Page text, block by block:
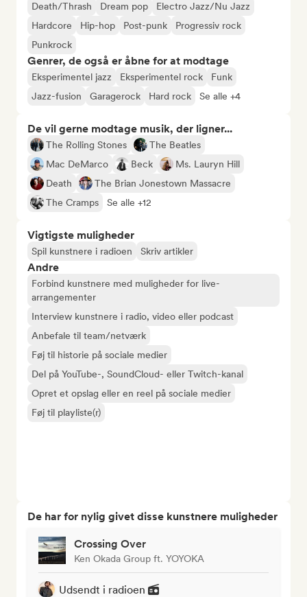
Death/Thrash Dream pop
Electro Jazz/Nu Jazz
Hardcore
Hip-hop Post-punk
Progressiv rock
Punkrock
Genrer, de også er åbne for at modtage
Eksperimentel jazz Eksperimentel rock
Funk
Jazz-fusion
Garagerock Hard rock Se alle +4
De vil gerne modtage musik, der ligner...
The Rolling Stones
The Beatles
Mac DeMarco
Beck
Ms. Lauryn Hill
Death
The Brian Jonestown Massacre
The Cramps
Se alle +12
Vigtigste muligheder
Spil kunstnere i radioen Skriv artikler
Andre
Forbind kunstnere med muligheder for live-
arrangementer
Interview kunstnere i radio, video eller podcast
Anbefale til team/netværk
Føj til historie på sociale medier
Del på YouTube-, SoundCloud- eller Twitch-kanal
Opret et opslag eller en reel på sociale medier
Føj til playliste(r)
De har for nylig givet disse kunstnere muligheder
Crossing Over
Ken Okada Group ft. YOYOKA
Udsendt i radioen